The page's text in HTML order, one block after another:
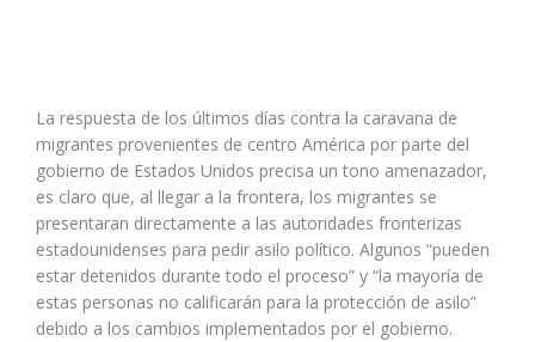
La respuesta de los últimos días contra la caravana de
migrantes provenientes de centro América por parte del
gobierno de Estados Unidos precisa un tono amenazador,
es claro que, al llegar a la frontera, los migrantes se
presentaran directamente a las autoridades fronterizas
estadounidenses para pedir asilo político. Algunos “pueden
estar detenidos durante todo el proceso” y “la mayoría de
estas personas no calificarán para la protección de asilo”
debido a los cambios implementados por el gobierno.